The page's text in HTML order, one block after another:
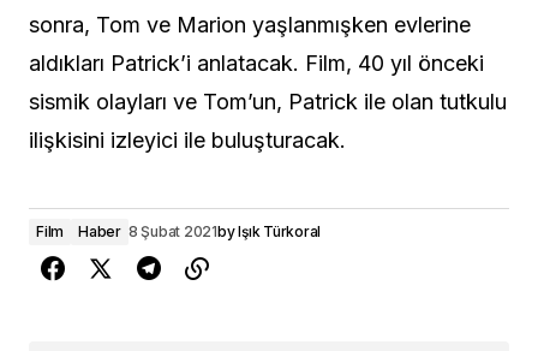
sonra, Tom ve Marion yaşlanmışken evlerine
aldıkları Patrick’i anlatacak. Film, 40 yıl önceki
sismik olayları ve Tom’un, Patrick ile olan tutkulu
ilişkisini izleyici ile buluşturacak.
Film Haber 8 Şubat 2021byIşık Türkoral